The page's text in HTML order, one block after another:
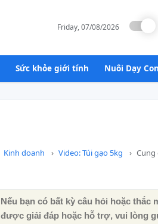
Friday, 07/08/2026
Sức khỏe giới tính Nuôi Dạy Con
Kinh doanh Video: Túi gạo 5kg Cung
Nếu bạn có bất kỳ câu hỏi hoặc thắc
được giải đáp hoặc hỗ trợ, vui lòng